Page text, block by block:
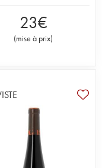
23€
(mise à prix)